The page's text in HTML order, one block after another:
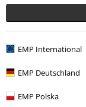
EMP International
EMP Deutschland
EMP Polska
More
Rea %
Plusstorlekar